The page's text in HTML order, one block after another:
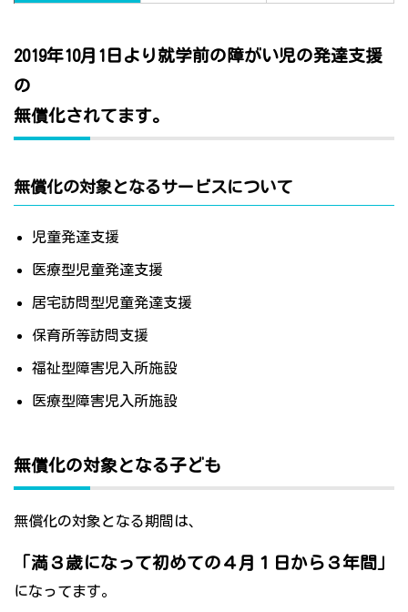
2019年10月1日より就学前の障がい児の発達支援
の
無償化されてます。
無償化の対象となるサービスについて
児童発達支援
医療型児童発達支援
居宅訪問型児童発達支援
保育所等訪問支援
福祉型障害児入所施設
医療型障害児入所施設
無償化の対象となる子ども
無償化の対象となる期間は、
「満３歳になって初めての４月１日から３年間」
になってます。